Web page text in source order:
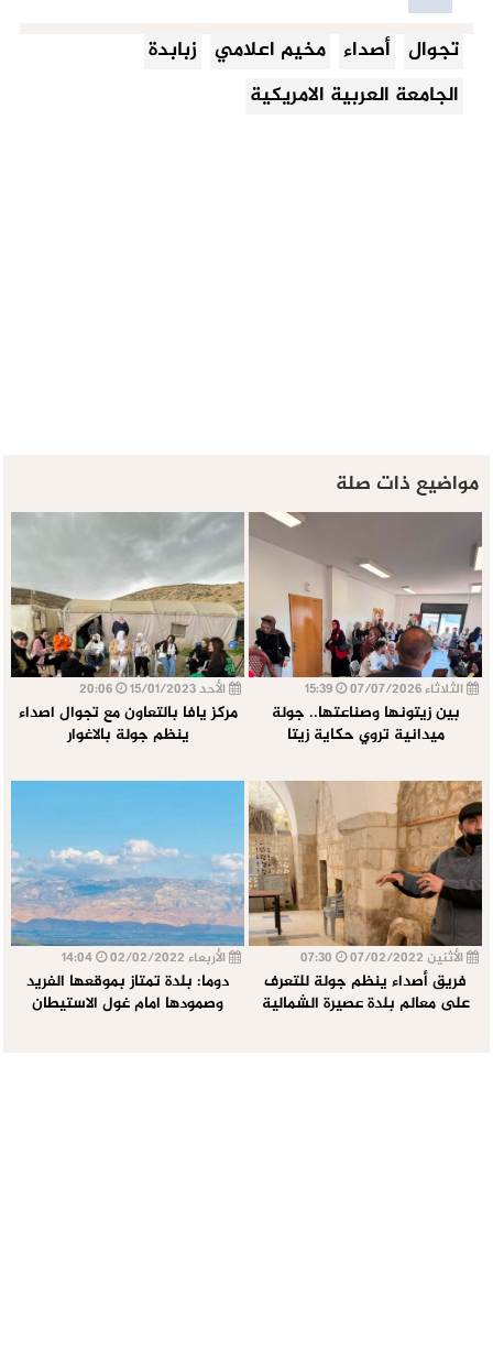
تجوال أصداء مخيم اعلامي زبابدة
الجامعة العربية الامريكية
مواضيع ذات صلة
الثلاثاء 07/07/2026
بين زيتونها وصناعتها.. جولة
ميدانية تروي حكاية زيتا
الأحد 15/01/2023
مركز يافا بالتعاون مع تجوال اصداء
ينظم جولة بالاغوار
الأثنين 07/02/2022
فريق أصداء ينظم جولة للتعرف
على معالم بلدة عصيرة الشمالية
الأربعاء 02/02/2022
دوما: بلدة تمتاز بموقعها الفريد
وصمودها امام غول الاستيطان